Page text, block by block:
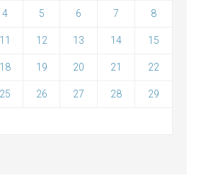
4 5 6 7 8
11 12 13 14 15
18 19 20 21 22
25 26 27 28 29